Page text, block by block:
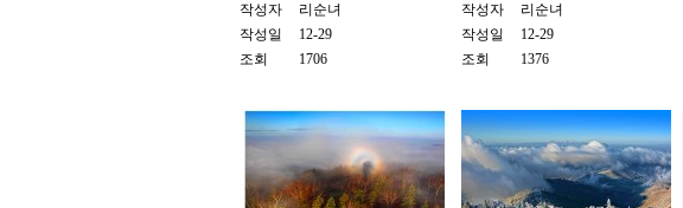
작성자
리순녀
작성일
12-29
조회
1706
작성자
리순녀
작성일
12-29
조회
1376